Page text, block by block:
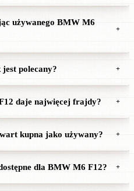
używanego BMW M6
+
polecany? +
daje najwięcej frajdy? +
kupna jako używany? +
dla BMW M6 F12? +